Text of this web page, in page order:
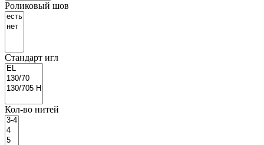
Роликовый шов
Стандарт игл
Кол-во нитей